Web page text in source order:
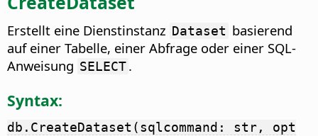
Erstellt eine Dienstinstanz Dataset basierend
auf einer Tabelle, einer Abfrage oder einer SQL-
Anweisung SELECT.
Syntax:
db.CreateDataset(sqlcommand: str, opt